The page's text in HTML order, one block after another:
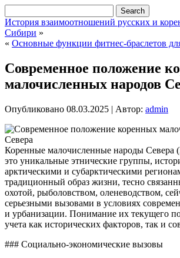
История взаимоотношений русских и
Сибири »
« Основные функции фитнес-браслетов
Современное положение
малочисленных народов
Опубликовано 08.03.2025 | Автор: admin
Коренные малочисленные народы
это уникальные этнические группы,
арктическими и субарктическими
традиционный образ жизни, тесно
охотой, рыболовством, оленеводством,
серьезными вызовами в условиях
и урбанизации. Понимание их текущего
учета как исторических факторов, так и
### Социально-экономические вызовы